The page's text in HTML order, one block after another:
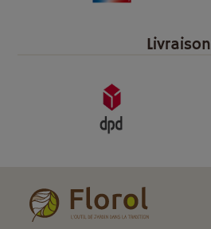
Livraison